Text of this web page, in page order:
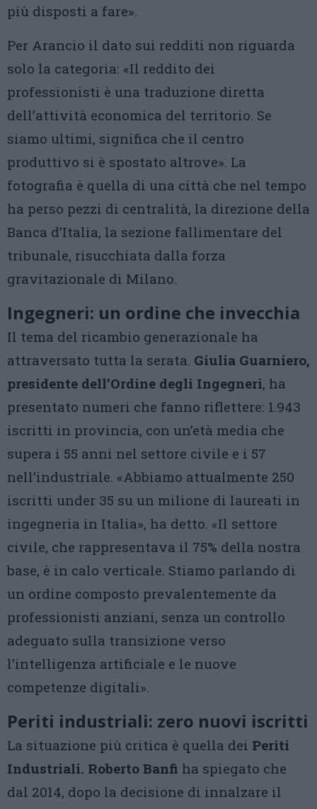
più disposti a fare».
Per Arancio il dato sui redditi non riguarda
solo la categoria: «Il reddito dei
professionisti è una traduzione diretta
dell’attività economica del territorio. Se
siamo ultimi, significa che il centro
produttivo si è spostato altrove». La
fotografia è quella di una città che nel tempo
ha perso pezzi di centralità, la direzione della
Banca d’Italia, la sezione fallimentare del
tribunale, risucchiata dalla forza
gravitazionale di Milano.
Ingegneri: un ordine che invecchia
Il tema del ricambio generazionale ha
attraversato tutta la serata. Giulia Guarniero,
presidente dell’Ordine degli Ingegneri, ha
presentato numeri che fanno riflettere: 1.943
iscritti in provincia, con un’età media che
supera i 55 anni nel settore civile e i 57
nell’industriale. «Abbiamo attualmente 250
iscritti under 35 su un milione di laureati in
ingegneria in Italia», ha detto. «Il settore
civile, che rappresentava il 75% della nostra
base, è in calo verticale. Stiamo parlando di
un ordine composto prevalentemente da
professionisti anziani, senza un controllo
adeguato sulla transizione verso
l’intelligenza artificiale e le nuove
competenze digitali».
Periti industriali: zero nuovi iscritti
La situazione più critica è quella dei Periti
Industriali. Roberto Banfi ha spiegato che
dal 2014, dopo la decisione di innalzare il